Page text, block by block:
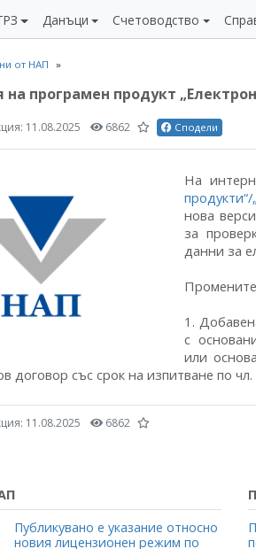
Данъци Счетоводство
от НАП
на програмен продукт
11.08.2025 6862 Сподели
На
нова
за
данни за
1.
с
или
договор със срок на изпитване по
11.08.2025 6862
Публикувано е указание относно
новия лицензионен режим по